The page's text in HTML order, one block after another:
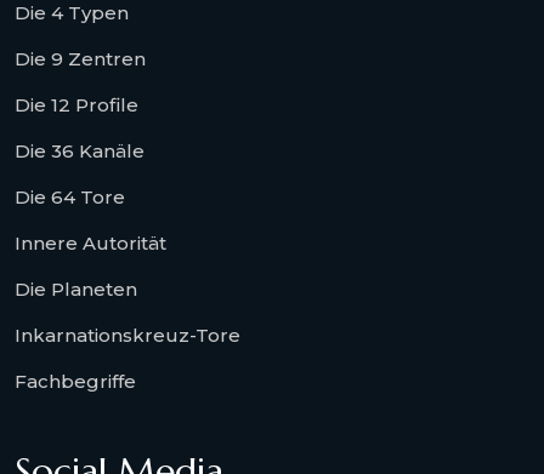
Die 4 Typen
Die 9 Zentren
Die 12 Profile
Die 36 Kanäle
Die 64 Tore
Innere Autorität
Die Planeten
Inkarnationskreuz-Tore
Fachbegriffe